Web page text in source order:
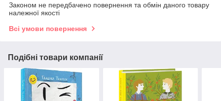
Законом не передбачено повернення та обмін даного товару
належної якості
Всі умови повернення
Подібні товари компанії